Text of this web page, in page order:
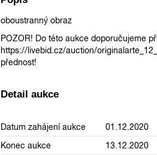
oboustranný obraz
POZOR! Do této aukce doporučujeme
https://livebid.cz/auction/
přednost!
Detail aukce
Datum zahájení aukce
01.12.2020
Konec aukce
13.12.2020